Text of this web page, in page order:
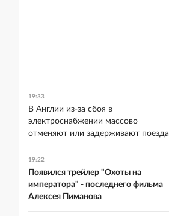
19:33
В Англии из-за сбоя в
электроснабжении массово
отменяют или задерживают поезда
19:22
Появился трейлер "Охоты на
императора" - последнего фильма
Алексея Пиманова